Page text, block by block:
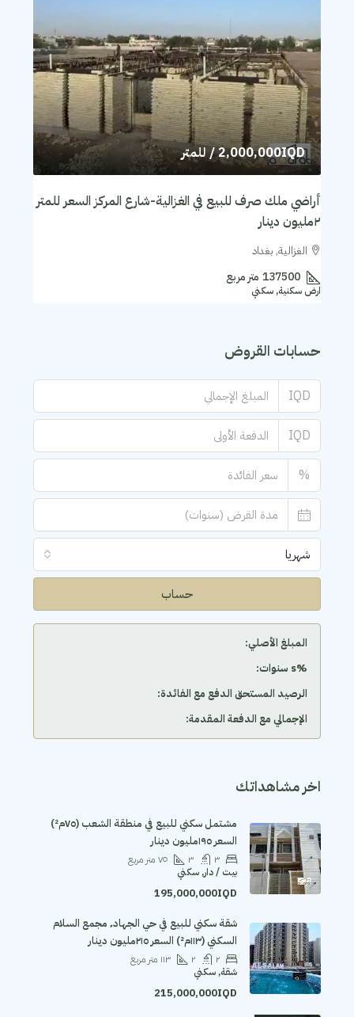
2,000,000IQD/ للمتر
أراضي ملك صرف للبيع في الغزالية-شارع المركز السعر للمتر
٢مليون دينار
الغزالية, بغداد
137500 متر مربع
ارض سكنية, سكني
حسابات القروض
IQD
IQD
%
شهريا
حساب
المبلغ الأصلي:
‫%s سنوات:
الرصيد المستحق الدفع مع الفائدة:
الإجمالي مع الدفعة المقدمة:
اخر مشاهداتك
مشتمل سكني للبيع في منطقة الشعب (٧٥م²)
السعر ١٩٥مليون دينار
٣ ٣ ٧٥ متر مربع
بيت / دار, سكني
195,000,000IQD
شقة سكني للبيع في حي الجهاد٬ مجمع السلام
السكني (١١٣م²) السعر ٢١٥مليون دينار
٢ ٢ ١١٣ متر مربع
شقة, سكني
215,000,000IQD